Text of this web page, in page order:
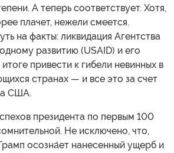
А теперь соответствует. Хотя,
плачет, нежели смеется.
на факты: ликвидация Агентства
развитию (USAID) и его
привести к гибели невинных в
странах — и все это за счет
США.
президента по первым 100
Не исключено, что,
осозна́ет нанесенный ущерб и